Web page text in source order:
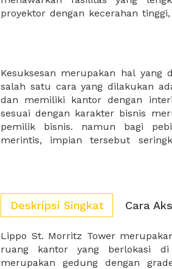
proyektor dengan kecerahan
Kesuksesan merupakan hal yang
salah satu cara yang dilakukan
dan memiliki kantor dengan
sesuai dengan karakter bisnis
pemilik bisnis. namun bagi
merintis, impian tersebut
XWORK, dapat menjadi solusi dan
hadir untuk menjadi solusi bagi
pilihan kantor sementara untuk
Deskripsi Singkat Cara
Lippo St. Morritz Tower
ruang kantor yang berlokasi
merupakan gedung dengan
denga Kantor Walikota Jakarta